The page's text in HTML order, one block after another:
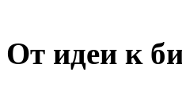
От идеи к